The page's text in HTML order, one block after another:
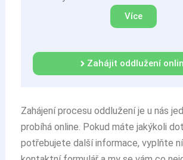
Více
Zahájit oddlužení
Zahájení procesu oddlužení je u nás
probíhá online. Pokud máte jakýkoli
potřebujete další informace, vyplňte